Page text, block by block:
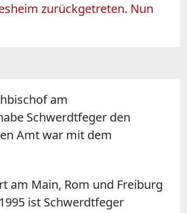
zurückgetreten. Nun
am
Schwerdtfeger den
Amt war mit dem
am Main, Rom und Freiburg
ist Schwerdtfeger